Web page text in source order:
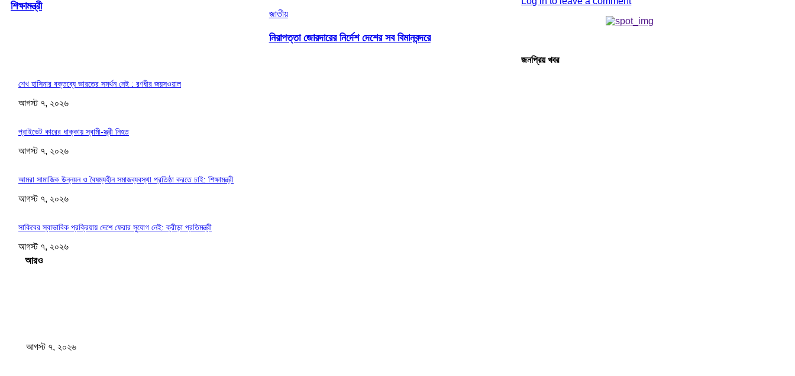
শিক্ষামন্ত্রী
জাতীয়
নিরাপত্তা জোরদারের নির্দেশ দেশের সব বিমানবন্দরে
জনপ্রিয় খবর
শেখ হাসিনার বক্তব্যে ভারতের সমর্থন নেই : রণধীর জয়সওয়াল
আগস্ট ৭, ২০২৬
প্রাইভেট কারের ধাক্কায় স্বামী-স্ত্রী নিহত
আগস্ট ৭, ২০২৬
আমরা সামাজিক উন্নয়ন ও বৈষম্যহীন সমাজব্যবস্থা প্রতিষ্ঠা করতে চাই: শিক্ষামন্ত্রী
আগস্ট ৭, ২০২৬
সাকিবের স্বাভাবিক প্রক্রিয়ায় দেশে ফেরার সুযোগ নেই: ক্রীড়া প্রতিমন্ত্রী
আগস্ট ৭, ২০২৬
Load more
আগস্ট ৭, ২০২৬